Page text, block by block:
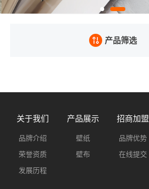
产品筛选
关于我们
品牌介绍
荣誉资质
发展历程
产品展示
壁纸
壁布
招商加盟
品牌优势
在线提交